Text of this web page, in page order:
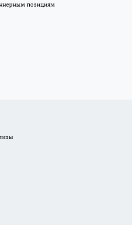
позициям